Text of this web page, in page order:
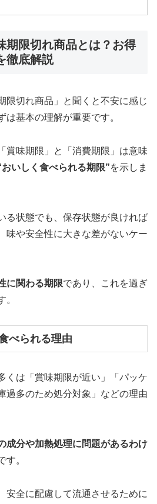
期限切れ商品とは？お得
徹底解説
限切れ商品」と聞くと不安に感じ
は基本の理解が重要です。
賞味期限」と「消費期限」は意味
いしく食べられる期限”を示しま
る状態でも、保存状態が良ければ
味や安全性に大きな差がないケー
に関わる期限であり、これを過ぎ
。
べられる理由
くは「賞味期限が近い」「パッケ
過多のため処分対象」などの理由
成分や加熱処理に問題があるわけ
す。
安全に配慮して流通させるために